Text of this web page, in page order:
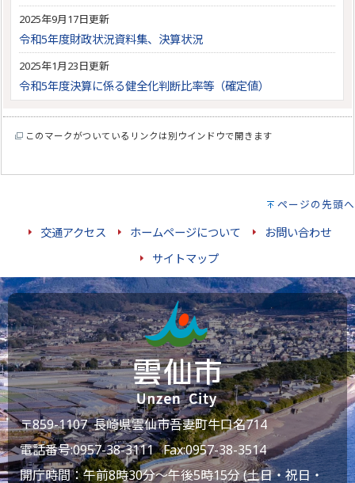
2025年9月17日更新
令和5年度財政状況資料集、決算状況
2025年1月23日更新
令和5年度決算に係る健全化判断比率等（確定値）
このマークがついているリンクは別ウインドウで開きます
ページの先頭へ
交通アクセス ホームページについて
お問い合わせ
サイトマップ
〒859-1107 長崎県雲仙市吾妻町牛口名714
電話番号:0957-38-3111Fax:0957-38-3514
開庁時間：午前8時30分～午後5時15分 (土日・祝日・